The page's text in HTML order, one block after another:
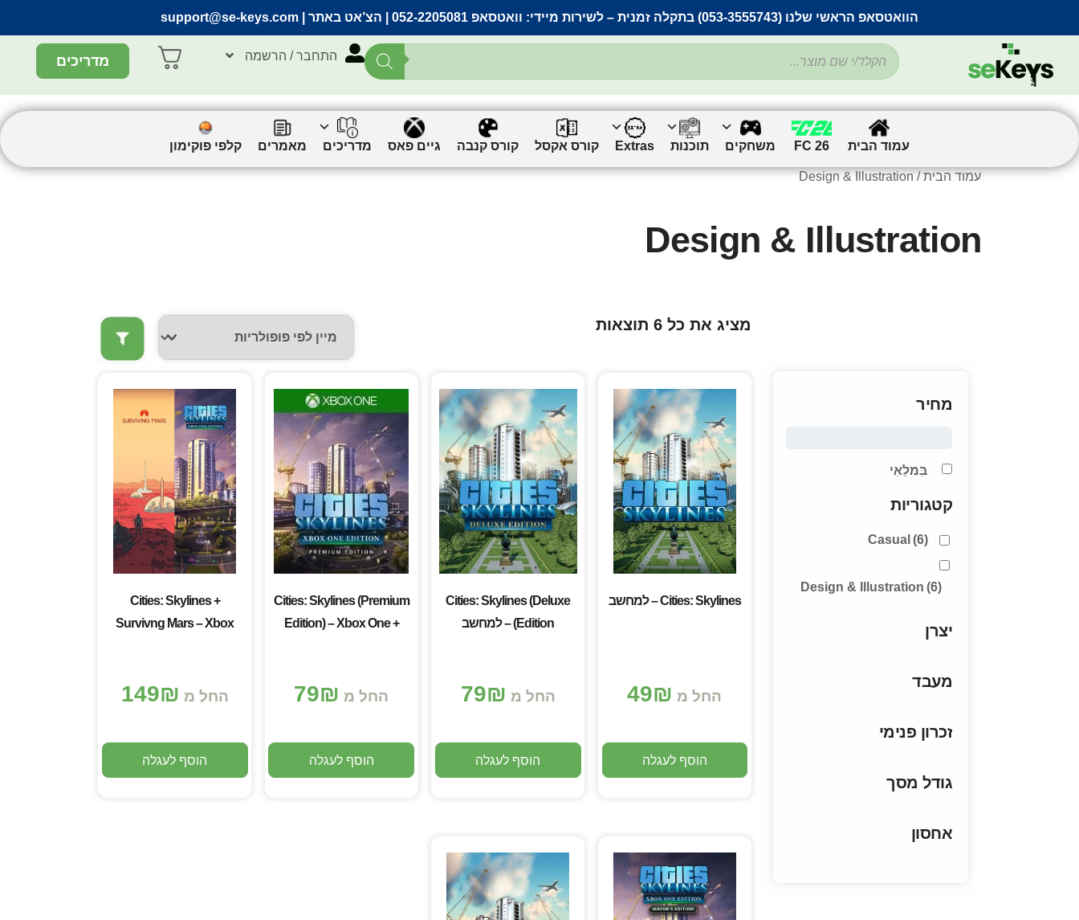
הוואטסאפ הראשי שלנו (053-3555743) בתקלה זמנית – לשירות מיידי: וואטסאפ 052-2205081 | הצ’אט באתר | support@se-keys.com
התחבר / הרשמה מדריכים
עמוד הבית FC 26 משחקים תוכנות Extras קורס אקסל קורס קנבה גיים פאס מדריכים מאמרים קלפי פוקימון
עמוד הבית/ Design & Illustration
Design & Illustration
מחיר
בִּמלַאִי
קטגוריות
Casual (6)
Design & Illustration (6)
יצרן
מעבד
זכרון פנימי
גודל מסך
אחסון
מציג את כל 6 תוצאות
Cities: Skylines – למחשב
החל מ 49₪
הוסף לעגלה
Cities: Skylines (Deluxe
Edition) – למחשב
החל מ 79₪
הוסף לעגלה
Cities: Skylines (Premium
Edition) – Xbox One +
החל מ 79₪
הוסף לעגלה
Cities: Skylines +
Survivng Mars – Xbox
החל מ 149₪
הוסף לעגלה